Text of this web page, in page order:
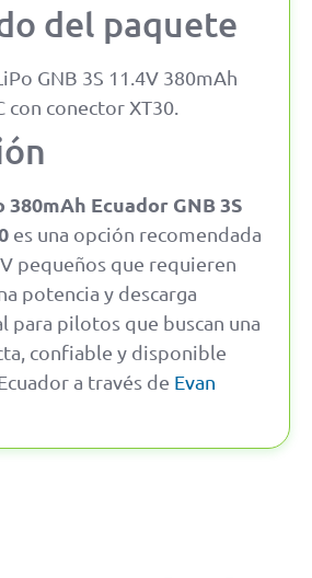
del paquete
GNB 3S 11.4V 380mAh
con conector XT30.
Ecuador GNB 3S
es una opción recomendada
pequeños que requieren
potencia y descarga
para pilotos que buscan una
confiable y disponible
a través de Evan